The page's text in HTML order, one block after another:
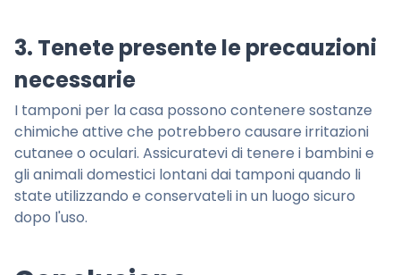
3. Tenete presente le precauzioni
necessarie
I tamponi per la casa possono contenere sostanze
chimiche attive che potrebbero causare irritazioni
cutanee o oculari. Assicuratevi di tenere i bambini e
gli animali domestici lontani dai tamponi quando li
state utilizzando e conservateli in un luogo sicuro
dopo l'uso.